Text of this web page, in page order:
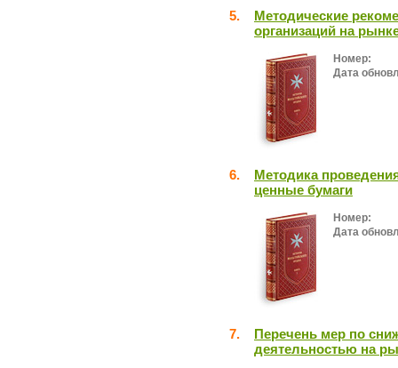
5.
Методические
организаций на
Номер:
Дата
6.
Методика
ценные бумаги
Номер:
Дата
7.
Перечень мер по
деятельностью на